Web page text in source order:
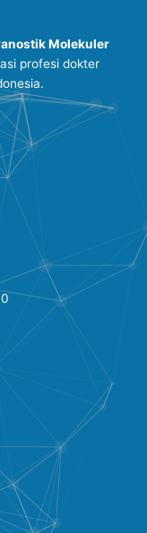
Molekuler
profesi dokter